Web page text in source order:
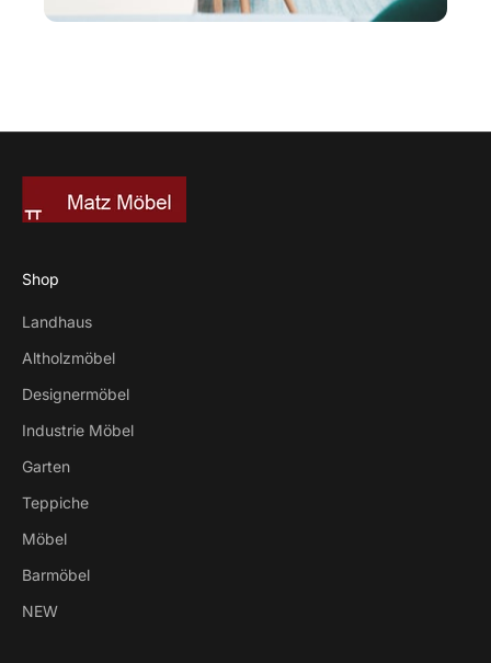
Shop
Landhaus
Altholzmöbel
Designermöbel
Industrie Möbel
Garten
Teppiche
Möbel
Barmöbel
NEW